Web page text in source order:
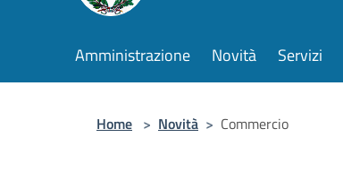
Amministrazione Novità Servizi
Home > Novità > Commercio